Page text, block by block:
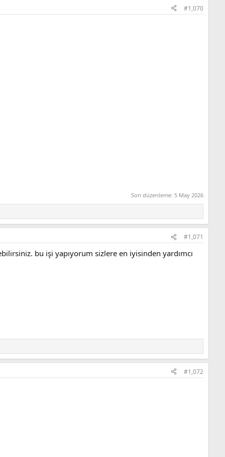
#1,070
Son düzenleme: 5 May 2026
#1,071
bu işi yapıyorum sizlere en iyisinden yardımcı
#1,072